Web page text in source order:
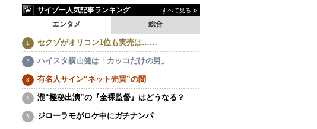
サイゾー人気記事ランキング すべて見る
エンタメ 総合
セクゾがオリコン1位も実売は……
ハイスタ横山健は「カッコだけの男」
有名人サイン“ネット売買”の闇
瀧“極秘出演”の『全裸監督』はどうなる？
ジローラモがロケ中にガチナンパ